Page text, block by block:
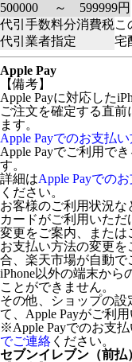
500000 ～ 599999円
代引手数料分消費税こ
代引業者指定
宅
Apple Pay
【備考】
Apple Payに対応した
ご注文を確定する直前
ます。
Apple Payでのお支払
Apple Payでご利用で
す。
詳細はApple Payでの
ください。
お客様のご利用状況な
カードがご利用いた
変更をご案内、または
お支払い方法の変更
合、楽天市場が自動で
iPhone以外の端末から
ことができません。
その他、ショップの
て、Apple Payがご利
※Apple Payでのお支
でご連絡 ください。
セブンイレブン（前払